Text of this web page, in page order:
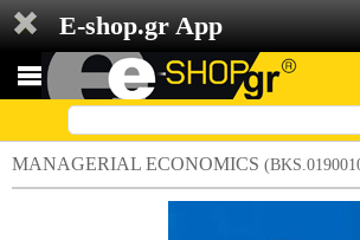
E-shop.gr App
MANAGERIAL ECONOMICS